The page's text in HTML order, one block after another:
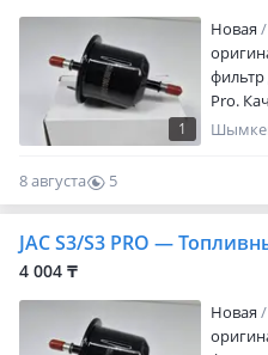
1
Новая
фильтр
Pro.
8 августа
5
0
JAC S3/S3 PRO —
4 004 ₸
Новая